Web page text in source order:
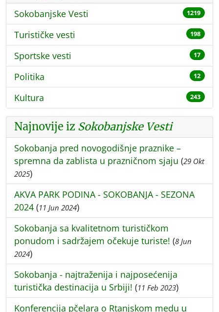
Sokobanjske Vesti 1219
Turističke vesti 198
Sportske vesti 17
Politika 12
Kultura 243
Najnovije iz Sokobanjske Vesti
Sokobanja pred novogodišnje praznike –
spremna da zablista u prazničnom sjaju (29 Okt
2025)
AKVA PARK PODINA - SOKOBANJA - SEZONA
2024 (11 Jun 2024)
Sokobanja sa kvalitetnom turističkom
ponudom i sadržajem očekuje turiste! (8 Jun
2024)
Sokobanja - najtraženija i najposećenija
turistička destinacija u Srbiji! (11 Feb 2023)
Konferencija pčelara o Rtanjskom medu u